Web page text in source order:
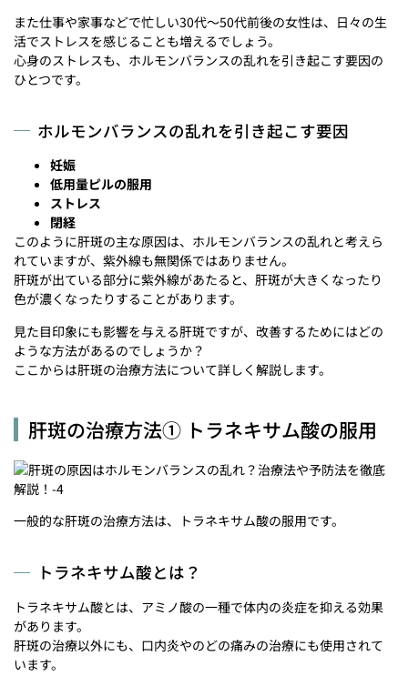
また仕事や家事などで忙しい30代～50代前後の女性は、日々の生
活でストレスを感じることも増えるでしょう。
心身のストレスも、ホルモンバランスの乱れを引き起こす要因の
ひとつです。
ホルモンバランスの乱れを引き起こす要因
妊娠
低用量ピルの服用
ストレス
閉経
このように肝斑の主な原因は、ホルモンバランスの乱れと考えら
れていますが、紫外線も無関係ではありません。
肝斑が出ている部分に紫外線があたると、肝斑が大きくなったり
色が濃くなったりすることがあります。
見た目印象にも影響を与える肝斑ですが、改善するためにはどの
ような方法があるのでしょうか？
ここからは肝斑の治療方法について詳しく解説します。
肝斑の治療方法① トラネキサム酸の服用
一般的な肝斑の治療方法は、トラネキサム酸の服用です。
トラネキサム酸とは？
トラネキサム酸とは、アミノ酸の一種で体内の炎症を抑える効果
があります。
肝斑の治療以外にも、口内炎やのどの痛みの治療にも使用されて
います。